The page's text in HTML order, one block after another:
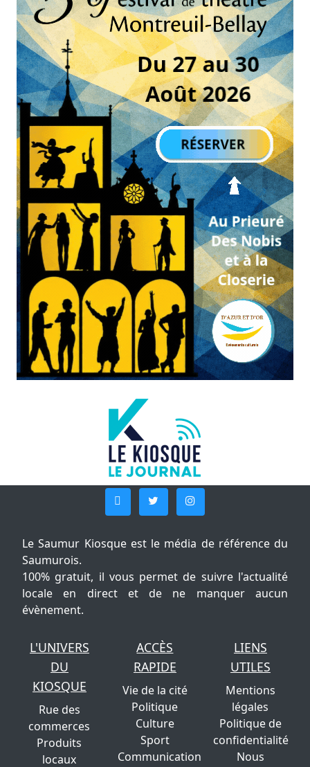
Le Saumur Kiosque est le média de référence du
Saumurois.
100% gratuit, il vous permet de suivre l'actualité
locale en direct et de ne manquer aucun
évènement.
L'UNIVERS
DU
KIOSQUE
Rue des
commerces
Produits
locaux
ACCÈS
RAPIDE
Vie de la cité
Politique
Culture
Sport
Communication
LIENS
UTILES
Mentions
légales
Politique de
confidentialité
Nous